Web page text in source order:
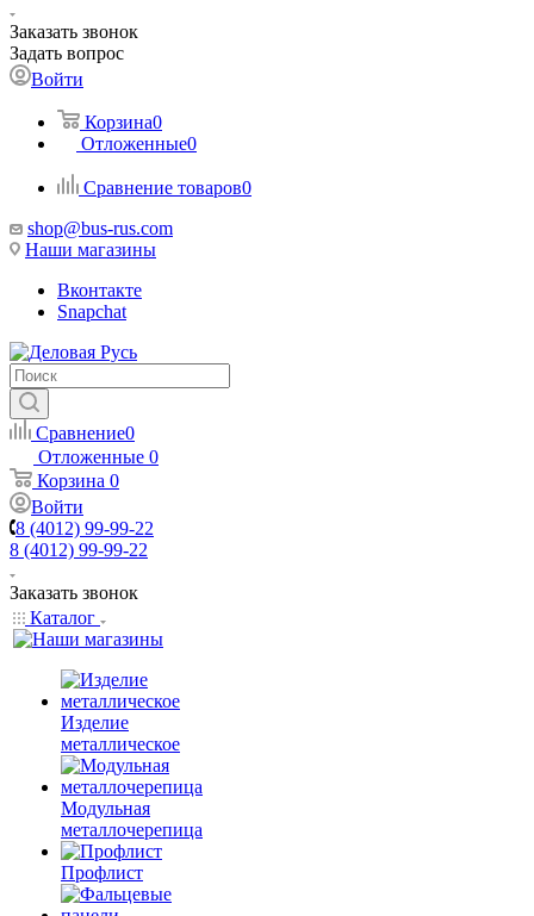
Заказать звонок
Задать вопрос
Войти
Корзина0
Отложенные0
Сравнение товаров0
shop@bus-rus.com
Наши магазины
Вконтакте
Snapchat
Сравнение0
Отложенные 0
Корзина 0
Войти
8 (4012) 99-99-22
8 (4012) 99-99-22
Заказать звонок
Каталог
Изделие
металлическое
Модульная
металлочерепица
Профлист